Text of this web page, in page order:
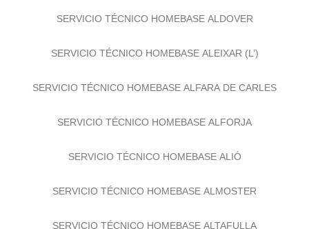
SERVICIO TÉCNICO HOMEBASE ALDOVER
SERVICIO TÉCNICO HOMEBASE ALEIXAR (L’)
SERVICIO TÉCNICO HOMEBASE ALFARA DE CARLES
SERVICIO TÉCNICO HOMEBASE ALFORJA
SERVICIO TÉCNICO HOMEBASE ALIÓ
SERVICIO TÉCNICO HOMEBASE ALMOSTER
SERVICIO TÉCNICO HOMEBASE ALTAFULLA